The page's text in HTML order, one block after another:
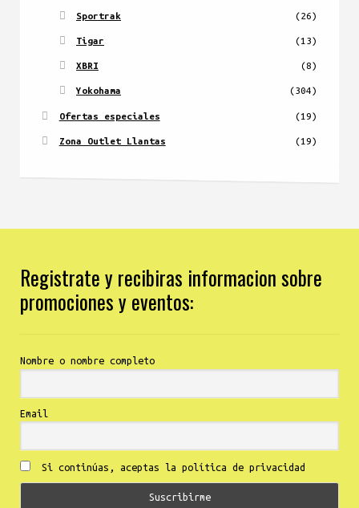
Sportrak (26)
Tigar (13)
XBRI (8)
Yokohama (304)
Ofertas especiales (19)
Zona Outlet Llantas (19)
Registrate y recibiras informacion sobre
promociones y eventos:
Nombre o nombre completo
Email
Si continúas, aceptas la política de privacidad